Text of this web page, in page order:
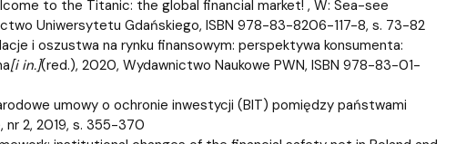
to the Titanic: the global financial market! , W: Sea-see
Uniwersytetu Gdańskiego, ISBN 978-83-8206-117-8, s. 73-82
i oszustwa na rynku finansowym: perspektywa konsumenta:
[i in.](red.), 2020, Wydawnictwo Naukowe PWN, ISBN 978-83-01-
umowy o ochronie inwestycji (BIT) pomiędzy państwami
nr 2, 2019, s. 355-370